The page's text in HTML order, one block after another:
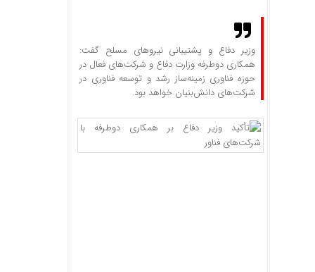
وزیر دفاع و پشتیبانی نیروهای مسلح گفت:
همکاری دوطرفه وزارت دفاع و شرکت‌های فعال در
حوزه فناوری زمینه‌ساز رشد و توسعه فناوری در
شرکت‌های دانش‌بنیان خواهد بود.